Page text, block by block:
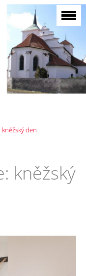
den
kněžský